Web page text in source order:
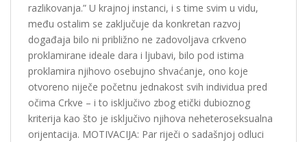
razlikovanja.” U krajnoj instanci, i s time svim u vidu,
među ostalim se zaključuje da konkretan razvoj
događaja bilo ni približno ne zadovoljava crkveno
proklamirane ideale dara i ljubavi, bilo pod istima
proklamira njihovo osebujno shvaćanje, ono koje
otvoreno niječe početnu jednakost svih individua pred
očima Crkve – i to isključivo zbog etički dubioznog
kriterija kao što je isključivo njihova neheteroseksualna
orijentacija. MOTIVACIJA: Par riječi o sadašnjoj odluci